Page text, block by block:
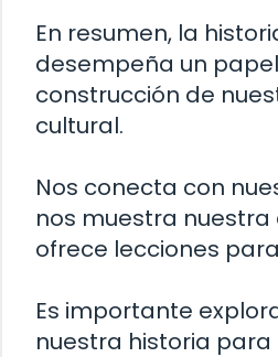
En resumen, la
desempeña un
construcción de
cultural.
Nos conecta con
nos muestra nuestra
ofrece lecciones
Es importante
nuestra historia